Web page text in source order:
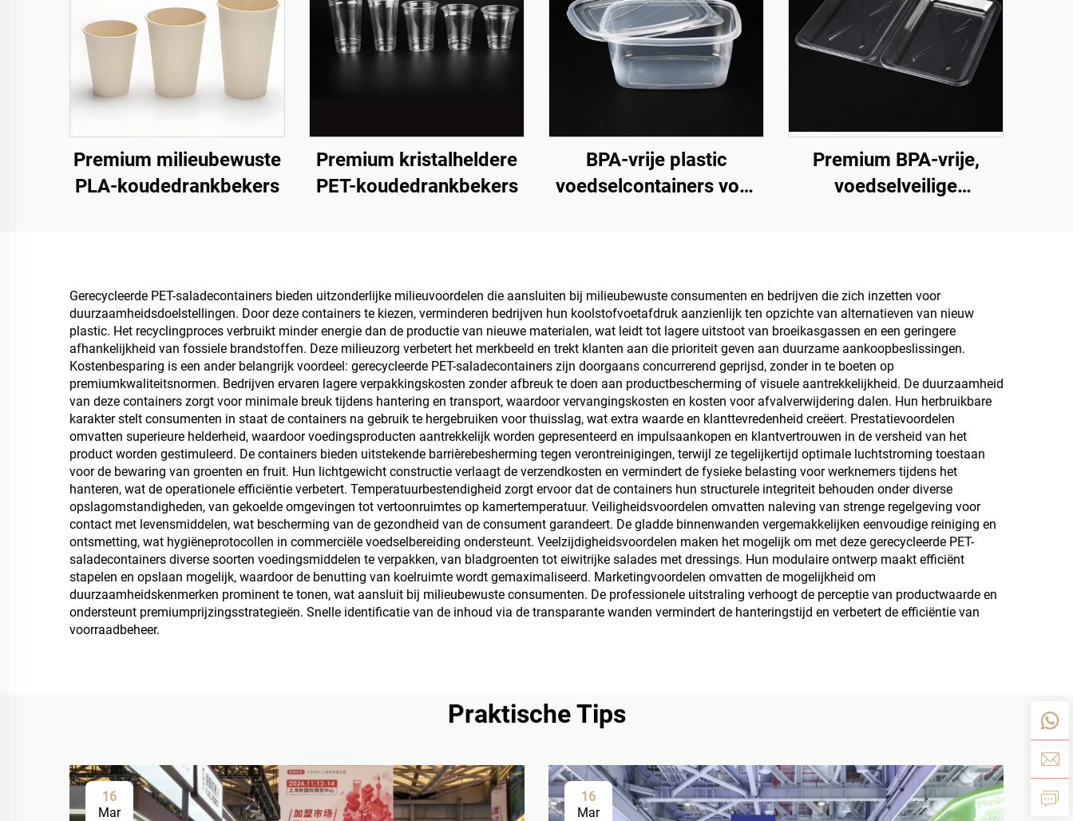
Premium milieubewuste
PLA-koudedrankbekers
Premium kristalheldere
PET-koudedrankbekers
BPA-vrije plastic
voedselcontainers voor
Premium BPA-vrije,
voedselveilige
Gerecycleerde PET-saladecontainers bieden uitzonderlijke milieuvoordelen die aansluiten bij milieubewuste consumenten en bedrijven die zich inzetten voor
duurzaamheidsdoelstellingen. Door deze containers te kiezen, verminderen bedrijven hun koolstofvoetafdruk aanzienlijk ten opzichte van alternatieven van nieuw
plastic. Het recyclingproces verbruikt minder energie dan de productie van nieuwe materialen, wat leidt tot lagere uitstoot van broeikasgassen en een geringere
afhankelijkheid van fossiele brandstoffen. Deze milieuzorg verbetert het merkbeeld en trekt klanten aan die prioriteit geven aan duurzame aankoopbeslissingen.
Kostenbesparing is een ander belangrijk voordeel: gerecycleerde PET-saladecontainers zijn doorgaans concurrerend geprijsd, zonder in te boeten op
premiumkwaliteitsnormen. Bedrijven ervaren lagere verpakkingskosten zonder afbreuk te doen aan productbescherming of visuele aantrekkelijkheid. De duurzaamheid
van deze containers zorgt voor minimale breuk tijdens hantering en transport, waardoor vervangingskosten en kosten voor afvalverwijdering dalen. Hun herbruikbare
karakter stelt consumenten in staat de containers na gebruik te hergebruiken voor thuisslag, wat extra waarde en klanttevredenheid creëert. Prestatievoordelen
omvatten superieure helderheid, waardoor voedingsproducten aantrekkelijk worden gepresenteerd en impulsaankopen en klantvertrouwen in de versheid van het
product worden gestimuleerd. De containers bieden uitstekende barrièrebesherming tegen verontreinigingen, terwijl ze tegelijkertijd optimale luchtstroming toestaan
voor de bewaring van groenten en fruit. Hun lichtgewicht constructie verlaagt de verzendkosten en vermindert de fysieke belasting voor werknemers tijdens het
hanteren, wat de operationele efficiëntie verbetert. Temperatuurbestendigheid zorgt ervoor dat de containers hun structurele integriteit behouden onder diverse
opslagomstandigheden, van gekoelde omgevingen tot vertoonruimtes op kamertemperatuur. Veiligheidsvoordelen omvatten naleving van strenge regelgeving voor
contact met levensmiddelen, wat bescherming van de gezondheid van de consument garandeert. De gladde binnenwanden vergemakkelijken eenvoudige reiniging en
ontsmetting, wat hygiëneprotocollen in commerciële voedselbereiding ondersteunt. Veelzijdigheidsvoordelen maken het mogelijk om met deze gerecycleerde PET-
saladecontainers diverse soorten voedingsmiddelen te verpakken, van bladgroenten tot eiwitrijke salades met dressings. Hun modulaire ontwerp maakt efficiënt
stapelen en opslaan mogelijk, waardoor de benutting van koelruimte wordt gemaximaliseerd. Marketingvoordelen omvatten de mogelijkheid om
duurzaamheidskenmerken prominent te tonen, wat aansluit bij milieubewuste consumenten. De professionele uitstraling verhoogt de perceptie van productwaarde en
ondersteunt premiumprijzingsstrategieën. Snelle identificatie van de inhoud via de transparante wanden vermindert de hanteringstijd en verbetert de efficiëntie van
voorraadbeheer.
Praktische Tips
16
Mar
16
Mar